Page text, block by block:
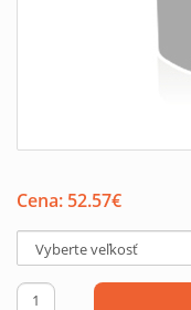
Cena: 52.57€